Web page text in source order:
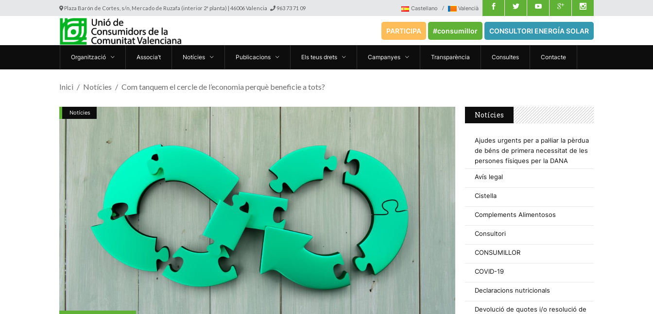
Plaza Barón de Cortes, s/n, Mercado de Ruzafa (interior 2ª planta) | 46006 Valencia 963 73 71 09 Castellano Valencià
PARTICIPA #consumillor CONSULTORI ENERGÍA SOLAR
Organització Associa’t Notícies Publicacions Els teus drets Campanyes Transparència Consultes Contacte
Inici Notícies Com tanquem el cercle de l’economia perquè beneficie a tots?
Notícies Notícies
Ajudes urgents per a pal·liar la pèrdua
de béns de primera necessitat de les
persones físiques per la DANA
Avís legal
Cistella
Complements Alimentosos
Consultori
CONSUMILLOR
COVID-19
Declaracions nutricionals
Devolució de quotes i/o resolució de